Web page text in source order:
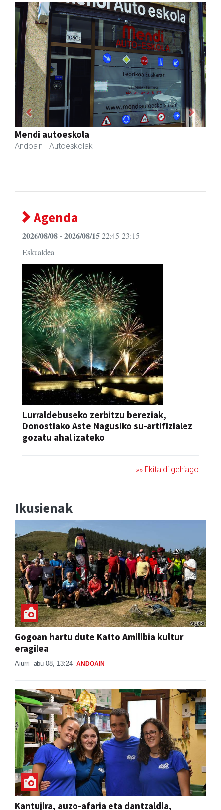
Itxaspe
Urnieta - Frutategiak
Previous Next
Agenda
2026/08/08 - 2026/08/1522:45-23:15
Eskualdea
Lurraldebuseko zerbitzu bereziak,
Donostiako Aste Nagusiko su-artifizialez
gozatu ahal izateko
»» Ekitaldi gehiago
Ikusienak
Gogoan hartu dute Katto Amilibia kultur
eragilea
Aiurri abu 08, 13:24 ANDOAIN
Kantujira, auzo-afaria eta dantzaldia,